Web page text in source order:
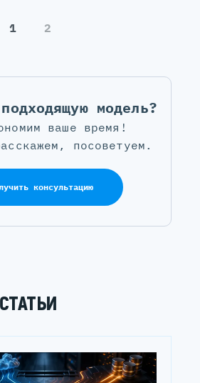
1 2
модель?
ваше время!
посоветуем.
консультацию